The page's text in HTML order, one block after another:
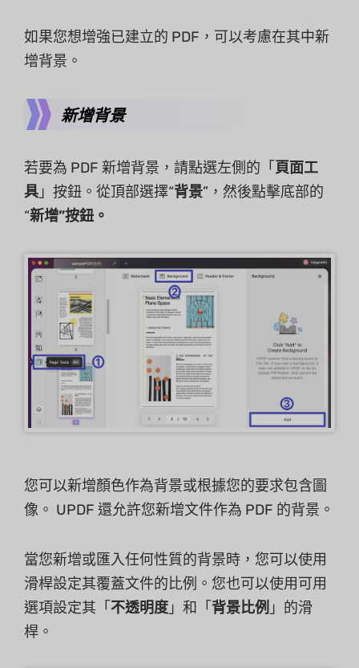
如果您想增強已建立的 PDF，可以考慮在其中新
增背景。
新增背景
若要為 PDF 新增背景，請點選左側的「 頁面工
具 」按鈕。從頂部選擇“背景”，然後點擊底部的
“新增”按鈕。
您可以新增顏色作為背景或根據您的要求包含圖
像。 UPDF 還允許您新增文件作為 PDF 的背景。
當您新增或匯入任何性質的背景時，您可以使用
滑桿設定其覆蓋文件的比例。您也可以使用可用
選項設定其「 不透明度 」和「 背景比例 」的滑
桿。